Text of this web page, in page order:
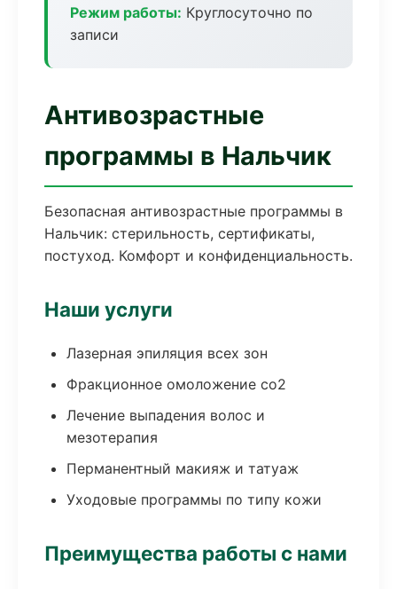
Режим работы: Круглосуточно по
записи
Антивозрастные
программы в Нальчик
Безопасная антивозрастные программы в
Нальчик: стерильность, сертификаты,
постуход. Комфорт и конфиденциальность.
Наши услуги
Лазерная эпиляция всех зон
Фракционное омоложение co2
Лечение выпадения волос и
мезотерапия
Перманентный макияж и татуаж
Уходовые программы по типу кожи
Преимущества работы с нами